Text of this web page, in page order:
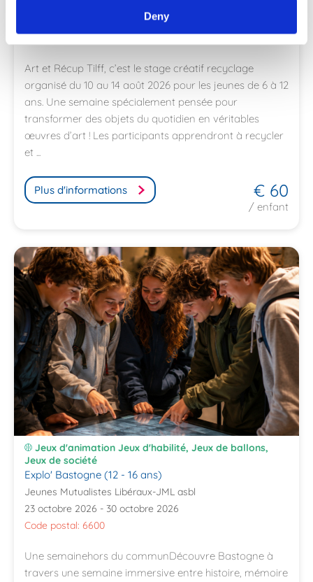
Deny
10 août 2026 - 14 août 2026
Code postal: 4130
Art et Récup Tilff, c’est le stage créatif recyclage
organisé du 10 au 14 août 2026 pour les jeunes de 6 à 12
ans. Une semaine spécialement pensée pour
transformer des objets du quotidien en véritables
œuvres d’art ! Les participants apprendront à recycler
et ...
Plus d'informations € 60
/ enfant
Jeux d'animation Jeux d'habilité, Jeux de ballons,
Jeux de société
Explo' Bastogne (12 - 16 ans)
Jeunes Mutualistes Libéraux-JML asbl
23 octobre 2026 - 30 octobre 2026
Code postal: 6600
Une semainehors du communDécouvre Bastogne à
travers une semaine immersive entre histoire, mémoire